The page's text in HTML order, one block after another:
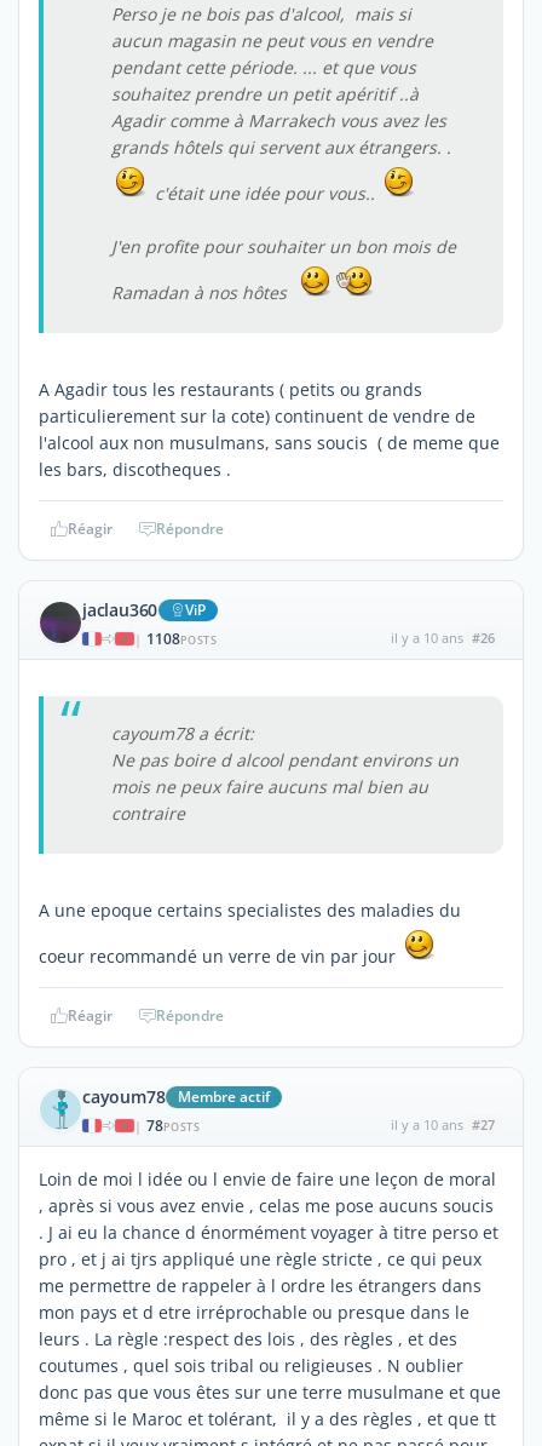
Perso je ne bois pas d'alcool, mais si
aucun magasin ne peut vous en vendre
pendant cette période. ... et que vous
souhaitez prendre un petit apéritif ..à
Agadir comme à Marrakech vous avez les
grands hôtels qui servent aux étrangers. .
c'était une idée pour vous..
J'en profite pour souhaiter un bon mois de
Ramadan à nos hôtes
A Agadir tous les restaurants ( petits ou grands
particulierement sur la cote) continuent de vendre de
l'alcool aux non musulmans, sans soucis ( de meme que
les bars, discotheques .
Réagir Répondre
jaclau360 ViP
| 1108POSTS il y a 10 ans #26
cayoum78 a écrit:
Ne pas boire d alcool pendant environs un
mois ne peux faire aucuns mal bien au
contraire
A une epoque certains specialistes des maladies du
coeur recommandé un verre de vin par jour
Réagir Répondre
cayoum78 Membre actif
| 78POSTS il y a 10 ans #27
Loin de moi l idée ou l envie de faire une leçon de moral
, après si vous avez envie , celas me pose aucuns soucis
. J ai eu la chance d énormément voyager à titre perso et
pro , et j ai tjrs appliqué une règle stricte , ce qui peux
me permettre de rappeler à l ordre les étrangers dans
mon pays et d etre irréprochable ou presque dans le
leurs . La règle :respect des lois , des règles , et des
coutumes , quel sois tribal ou religieuses . N oublier
donc pas que vous êtes sur une terre musulmane et que
même si le Maroc et tolérant, il y a des règles , et que tt